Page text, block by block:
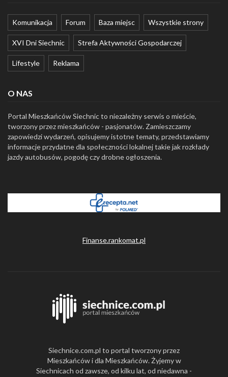
Komunikacja Forum Baza miejsc Wszystkie strony
XVI Dni Siechnic Strefa Aktywności Gospodarczej
Lifestyle Reklama
O NAS
Portal Mieszkańców Siechnic to niezależny serwis o mieście,
tworzony przez mieszkańców - pasjonatów. Zamieszczamy
zapowiedzi wydarzeń, opisujemy istotne tematy, przedstawiamy
informacje przydatne dla społeczności lokalnej takie jak rozkłady
jazdy autobusów, pogodę czy drobne ogłoszenia.
Finanse.rankomat.pl
Siechnice.com.pl to portal tworzony przez
Mieszkańców i dla Mieszkańców. Żyjemy w
Siechnicach od zawsze, od kilku lat, od niedawna -